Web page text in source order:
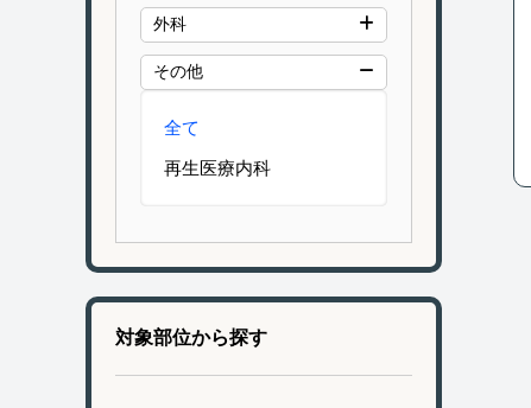
外科
その他
全て
再生医療内科
対象部位から探す